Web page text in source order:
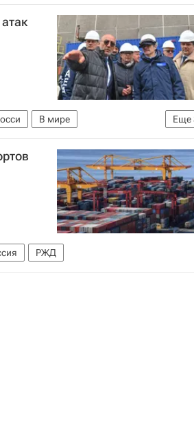
олимпийский комитет (МОК)
Еще
В мире
РЖД